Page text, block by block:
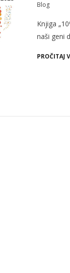
Blog
Knjiga
naši geni
PROČITAJ